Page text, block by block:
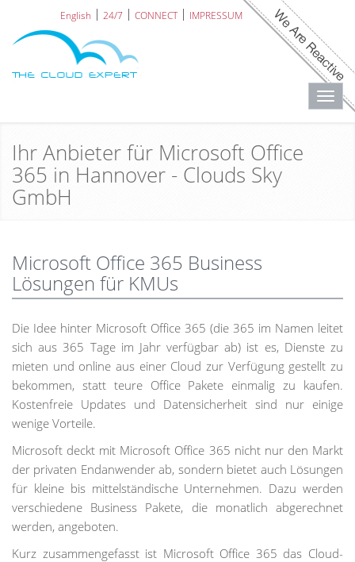
English 24/7 CONNECT IMPRESSUM
Ihr Anbieter für Microsoft Office
365 in Hannover - Clouds Sky
GmbH
Microsoft Office 365 Business
Lösungen für KMUs
Die Idee hinter Microsoft Office 365 (die 365 im Namen leitet
sich aus 365 Tage im Jahr verfügbar ab) ist es, Dienste zu
mieten und online aus einer Cloud zur Verfügung gestellt zu
bekommen, statt teure Office Pakete einmalig zu kaufen.
Kostenfreie Updates und Datensicherheit sind nur einige
wenige Vorteile.
Microsoft deckt mit Microsoft Office 365 nicht nur den Markt
der privaten Endanwender ab, sondern bietet auch Lösungen
für kleine bis mittelständische Unternehmen. Dazu werden
verschiedene Business Pakete, die monatlich abgerechnet
werden, angeboten.
Kurz zusammengefasst ist Microsoft Office 365 das Cloud-